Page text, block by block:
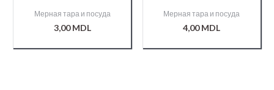
Мерная тара и посуда
3,00MDL
Мерная тара и посуда
4,00MDL